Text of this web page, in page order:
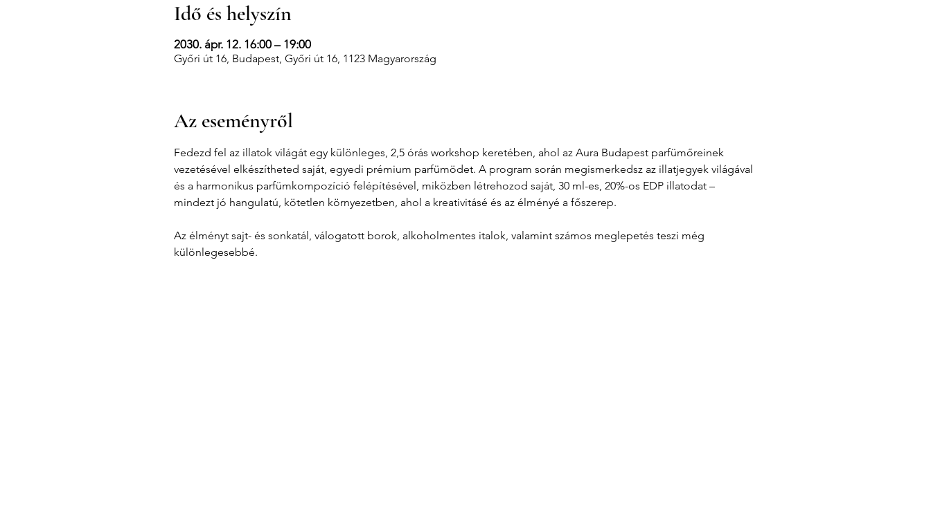
Idő és helyszín
2030. ápr. 12. 16:00 – 19:00
Győri út 16, Budapest, Győri út 16, 1123 Magyarország
Az eseményről
Fedezd fel az illatok világát egy különleges, 2,5 órás workshop keretében, ahol az Aura Budapest parfümőreinek
vezetésével elkészítheted saját, egyedi prémium parfümödet. A program során megismerkedsz az illatjegyek világával
és a harmonikus parfümkompozíció felépítésével, miközben létrehozod saját, 30 ml-es, 20%-os EDP illatodat –
mindezt jó hangulatú, kötetlen környezetben, ahol a kreativitásé és az élményé a főszerep.
Az élményt sajt- és sonkatál, válogatott borok, alkoholmentes italok, valamint számos meglepetés teszi még
különlegesebbé.